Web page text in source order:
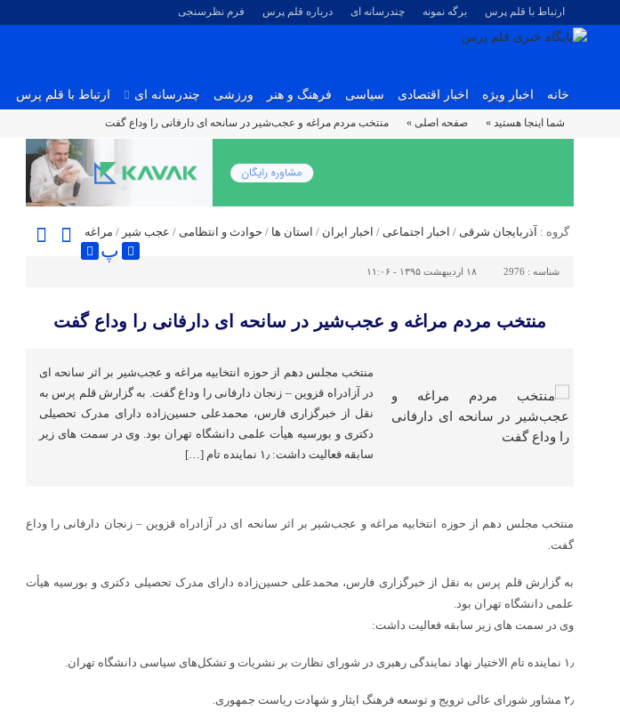
ارتباط با قلم پرس برگه نمونه چندرسانه ای درباره قلم پرس فرم نظرسنجی
خانه اخبار ویژه اخبار اقتصادی سیاسی فرهنگ و هنر ورزشی چندرسانه ای ارتباط با قلم پرس
شما اینجا هستید » صفحه اصلی » منتخب مردم مراغه و عجب‌شیر در سانحه ای دارفانی را وداع گفت
گروه : آذربایجان شرقی / اخبار اجتماعی / اخبار ایران / استان ها / حوادث و انتظامی / عجب شیر / مراغه
پ
شناسه : 2976 ۱۸ اردیبهشت ۱۳۹۵ - ۱۱:۰۶
منتخب مردم مراغه و عجب‌شیر در سانحه ای دارفانی را وداع گفت
منتخب مجلس دهم از حوزه انتخابیه مراغه و عجب‌شیر بر اثر سانحه ای
در آزادراه قزوین – زنجان دارفانی را وداع گفت. به گزارش قلم پرس به
نقل از خبرگزاری فارس، محمدعلی حسین‌زاده دارای مدرک تحصیلی
دکتری و بورسیه هیأت علمی دانشگاه تهران بود. وی در سمت های زیر
سابقه فعالیت داشت: ۱٫ نماینده تام […]
منتخب مجلس دهم از حوزه انتخابیه مراغه و عجب‌شیر بر اثر سانحه ای در آزادراه قزوین – زنجان دارفانی را وداع
گفت.
به گزارش قلم پرس به نقل از خبرگزاری فارس، محمدعلی حسین‌زاده دارای مدرک تحصیلی دکتری و بورسیه هیأت
علمی دانشگاه تهران بود.
وی در سمت های زیر سابقه فعالیت داشت:
۱٫ نماینده تام الاختیار نهاد نمایندگی رهبری در شورای نظارت بر نشریات و تشکل‌های سیاسی دانشگاه تهران.
۲٫ مشاور شورای عالی ترویج و توسعه فرهنگ ایثار و شهادت ریاست جمهوری.